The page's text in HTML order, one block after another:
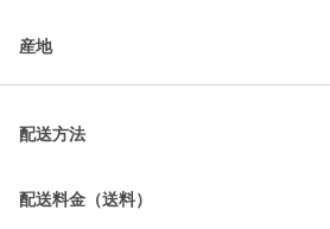
産地
配送方法
配送料金（送料）